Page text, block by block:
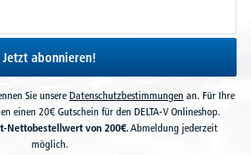
Jetzt abonnieren!
Sie unsereDatenschutzbestimmungen an. Für Ihre
einen 20€ Gutschein für den DELTA-V Onlineshop.
Nettobestellwert von 200€.Abmeldung jederzeit
möglich.